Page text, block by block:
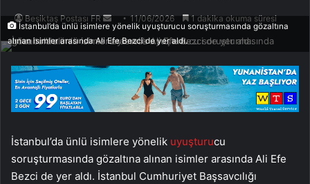
Beşiktaş Postası FR
Bir
e-
göndermek
11/06/2026 1 dakika okuma süresi
İstanbul’da ünlü isimlere yönelik uyuşturucu soruşturmasında gözaltına
alınan isimler arasında Ali Efe Bezci de yer aldı.
İstanbul’da ünlü isimlere yönelik uyuşturucu
soruşturmasında gözaltına alınan isimler arasında Ali Efe
Bezci de yer aldı. İstanbul Cumhuriyet Başsavcılığı